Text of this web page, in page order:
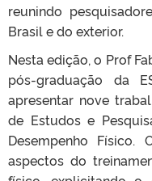
reunindo
Brasil e do exterior.
Nesta edição, o Prof
pós-graduação da
apresentar nove
de Estudos e
Desempenho Físico.
aspectos do